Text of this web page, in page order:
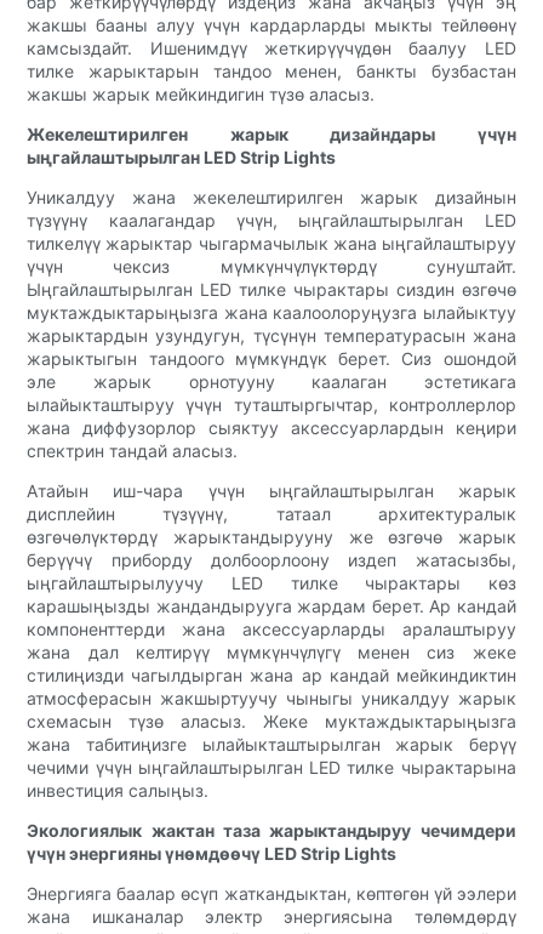
жакшы бааны алуу үчүн кардарларды мыкты тейлөөнү
камсыздайт. Ишенимдүү жеткирүүчүдөн баалуу LED
тилке жарыктарын тандоо менен, банкты бузбастан
жакшы жарык мейкиндигин түзө аласыз.
Жекелештирилген жарык дизайндары үчүн
ыңгайлаштырылган LED Strip Lights
Уникалдуу жана жекелештирилген жарык дизайнын
түзүүнү каалагандар үчүн, ыңгайлаштырылган LED
тилкелүү жарыктар чыгармачылык жана ыңгайлаштыруу
үчүн чексиз мүмкүнчүлүктөрдү сунуштайт.
Ыңгайлаштырылган LED тилке чырактары сиздин өзгөчө
муктаждыктарыңызга жана каалоолоруңузга ылайыктуу
жарыктардын узундугун, түсүнүн температурасын жана
жарыктыгын тандоого мүмкүндүк берет. Сиз ошондой
эле жарык орнотууну каалаган эстетикага
ылайыкташтыруу үчүн туташтыргычтар, контроллерлор
жана диффузорлор сыяктуу аксессуарлардын кеңири
спектрин тандай аласыз.
Атайын иш-чара үчүн ыңгайлаштырылган жарык
дисплейин түзүүнү, татаал архитектуралык
өзгөчөлүктөрдү жарыктандырууну же өзгөчө жарык
берүүчү приборду долбоорлоону издеп жатасызбы,
ыңгайлаштырылуучу LED тилке чырактары көз
карашыңызды жандандырууга жардам берет. Ар кандай
компоненттерди жана аксессуарларды аралаштыруу
жана дал келтирүү мүмкүнчүлүгү менен сиз жеке
стилиңизди чагылдырган жана ар кандай мейкиндиктин
атмосферасын жакшыртуучу чыныгы уникалдуу жарык
схемасын түзө аласыз. Жеке муктаждыктарыңызга
жана табитиңизге ылайыкташтырылган жарык берүү
чечими үчүн ыңгайлаштырылган LED тилке чырактарына
инвестиция салыңыз.
Экологиялык жактан таза жарыктандыруу чечимдери
үчүн энергияны үнөмдөөчү LED Strip Lights
Энергияга баалар өсүп жаткандыктан, көптөгөн үй ээлери
жана ишканалар электр энергиясына төлөмдөрдү